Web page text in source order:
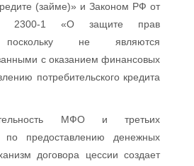
(займе)» и Законом РФ от
1 «О защите прав
поскольку не являются
с оказанием финансовых
потребительского кредита
МФО и третьих
по предоставлению денежных
договора цессии создает